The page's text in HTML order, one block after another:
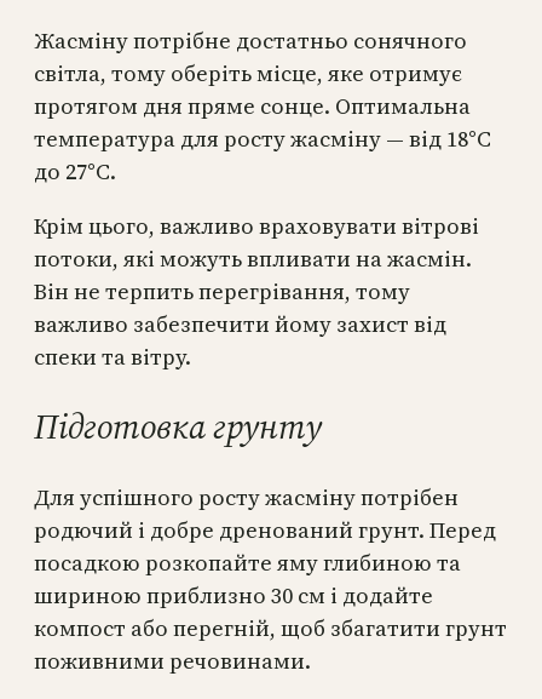
Жасміну потрібне достатньо сонячного
світла, тому оберіть місце, яке отримує
протягом дня пряме сонце. Оптимальна
температура для росту жасміну — від 18°C
до 27°C.
Крім цього, важливо враховувати вітрові
потоки, які можуть впливати на жасмін.
Він не терпить перегрівання, тому
важливо забезпечити йому захист від
спеки та вітру.
Підготовка грунту
Для успішного росту жасміну потрібен
родючий і добре дренований грунт. Перед
посадкою розкопайте яму глибиною та
шириною приблизно 30 см і додайте
компост або перегній, щоб збагатити грунт
поживними речовинами.